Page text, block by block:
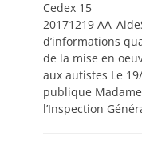
Cedex 15
20171219
d’informations
de la mise en
aux autistes Le
publique
l’Inspection